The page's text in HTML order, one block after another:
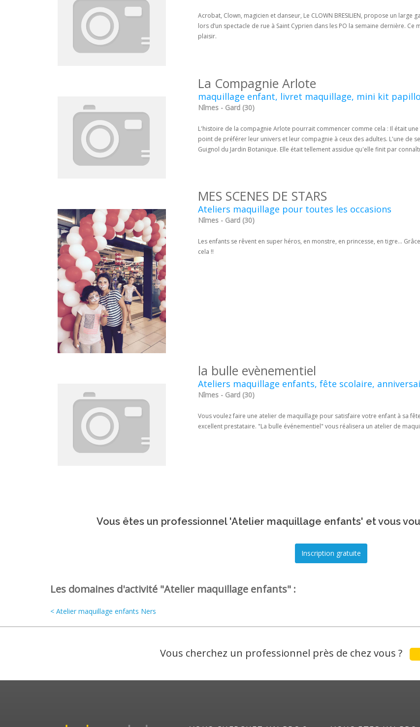
Acrobat, Clown, magicien et danseur, Le CLOWN BRESILIEN, propose un
lors d’un spectacle de rue à Saint Cyprien dans les PO la semaine dernière.
plaisir.
La Compagnie Arlote
maquillage enfant, livret maquillage, mini kit
Nîmes - Gard (30)
L'histoire de la compagnie Arlote pourrait commencer comme cela : Il était
point de préférer leur univers et leur compagnie à ceux des adultes. L'une de
Guignol du Jardin Botanique. Elle était tellement assidue qu'elle finit par
MES SCENES DE STARS
Ateliers maquillage pour toutes les occasions
Nîmes - Gard (30)
Les enfants se rêvent en super héros, en monstre, en princesse, en tigre...
cela !!
la bulle evènementiel
Ateliers maquillage enfants, fête scolaire,
Nîmes - Gard (30)
Vous voulez faire une atelier de maquillage pour satisfaire votre enfant à sa
excellent prestataire. "La bulle événementiel" vous réalisera un atelier de
Vous êtes un professionnel 'Atelier maquillage enfants' et vous
Les domaines d'activité "Atelier maquillage enfants" :
< Atelier maquillage enfants Ners
Vous cherchez un professionnel près de chez vous ?